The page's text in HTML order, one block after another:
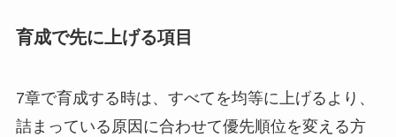
育成で先に上げる項目
7章で育成する時は、すべてを均等に上げるより、
詰まっている原因に合わせて優先順位を変える方